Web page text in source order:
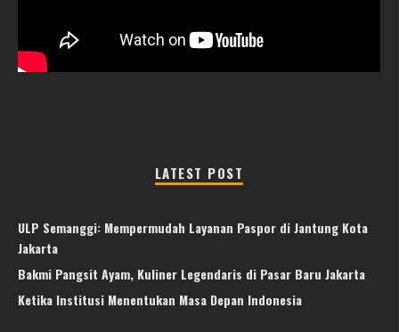
LATEST POST
ULP Semanggi: Mempermudah Layanan Paspor di Jantung Kota
Jakarta
Bakmi Pangsit Ayam, Kuliner Legendaris di Pasar Baru Jakarta
Ketika Institusi Menentukan Masa Depan Indonesia